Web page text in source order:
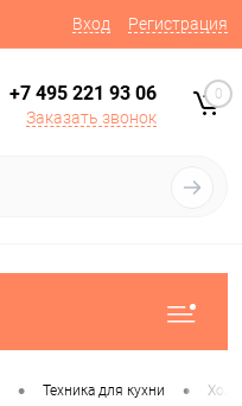
Вход Регистрация
+7 495 221 93 06
Заказать звонок
0
• Техника для кухни •